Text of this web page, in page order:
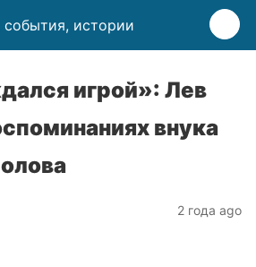
события, истории
игрой»: Лев
внука
2 года ago